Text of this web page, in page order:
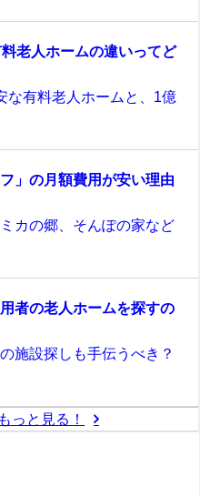
老人ホームの違いってど
な有料老人ホームと、1億
」の月額費用が安い理由
カの郷、そんぽの家など
者の老人ホームを探すの
施設探しも手伝うべき？
っと見る！